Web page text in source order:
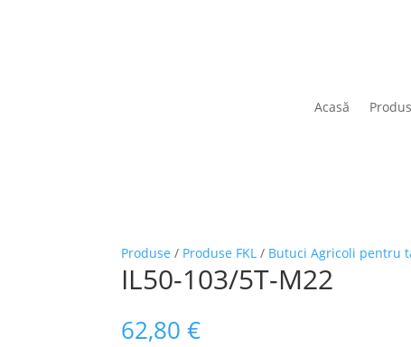
Acasă
Produse / Produse FKL / Butuci Agricoli pentru
IL50-103/5T-M22
62,80€